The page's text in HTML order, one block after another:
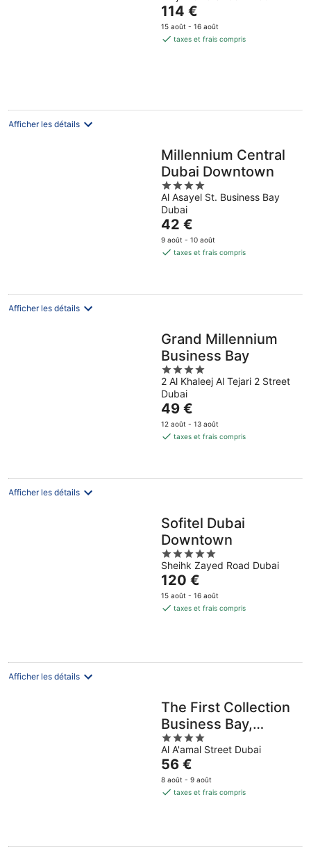
of
5
Le
prix
est
114 €
15 août - 16 août
taxes et frais compris
Afficher les détails
Millennium Central
Dubai Downtown
4
out
of
5
Al Asayel St. Business Bay
Dubai
Le
prix
est
par
42 €
9 août - 10 août
taxes et frais compris
Afficher les détails
Grand Millennium
Business Bay
4
out
of
5
2 Al Khaleej Al Tejari 2 Street
Dubai
Le
prix
est
par
49 €
12 août - 13 août
taxes et frais compris
Afficher les détails
Sofitel Dubai
Downtown
5
out
of
5
Sheihk Zayed Road Dubai
Le
prix
est
nuit
120 €
15 août - 16 août
taxes et frais compris
Afficher les détails
The First Collection
Business Bay,
Dubai, a Tribute
Portfolio Hotel
4
out
of
5
Al A'amal Street Dubai
Le
prix
est
nuit
56 €
8 août - 9 août
taxes et frais compris